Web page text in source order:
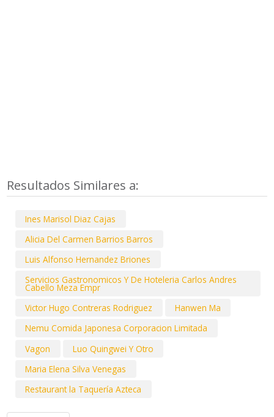
Resultados Similares a:
Ines Marisol Diaz Cajas
Alicia Del Carmen Barrios Barros
Luis Alfonso Hernandez Briones
Servicios Gastronomicos Y De Hoteleria Carlos Andres
Cabello Meza Empr
Victor Hugo Contreras Rodriguez
Hanwen Ma
Nemu Comida Japonesa Corporacion Limitada
Vagon
Luo Quingwei Y Otro
Maria Elena Silva Venegas
Restaurant la Taquería Azteca